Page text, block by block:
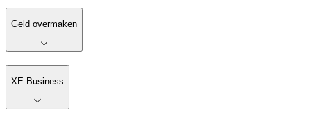
Geld overmaken
XE Business